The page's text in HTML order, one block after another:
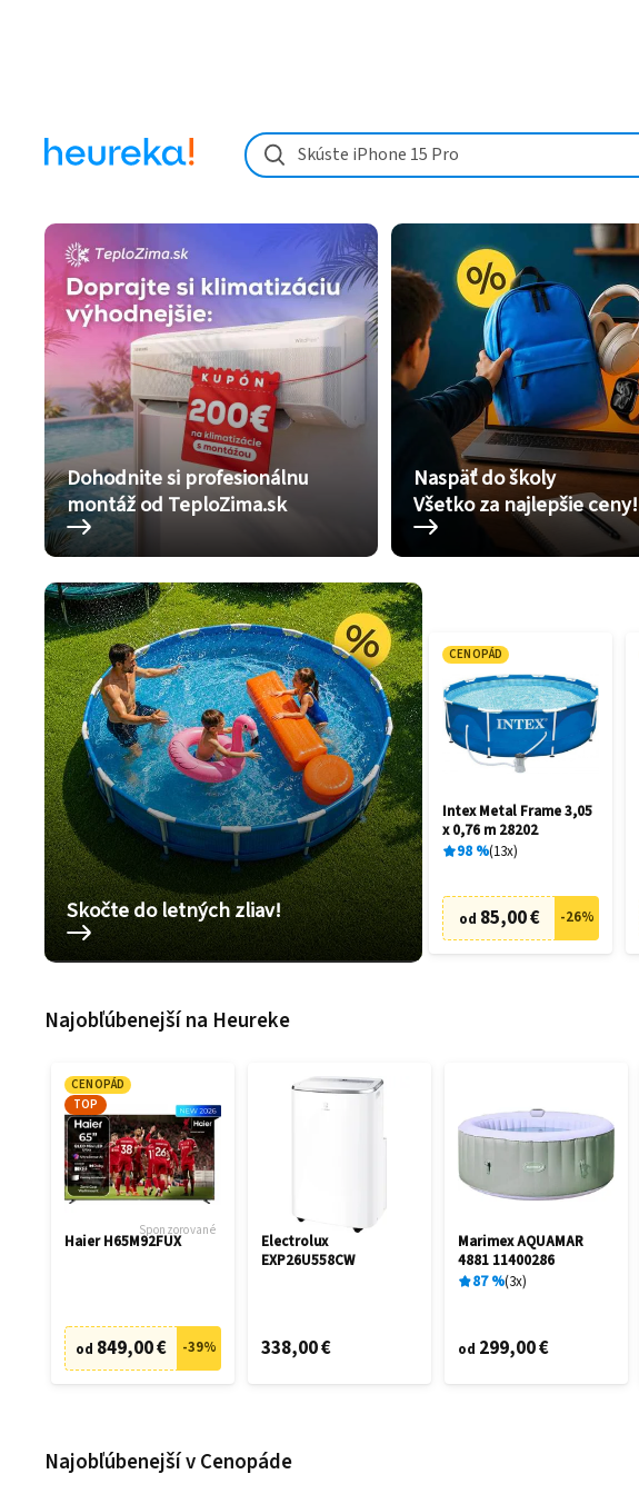
Skúste iPhone 15 Pro
Dohodnite si profesionálnu
montáž od TeploZima.sk
Naspäť do školy
Všetko za najlepšie ceny!
Skočte do letných zliav!
CENOPÁD
Intex Metal Frame 3,05
x 0,76 m 28202
98 % 13x
od 85,00 € -26%
Najobľúbenejší na Heureke
CENOPÁD
TOP
Sponzorované
Haier H65M92FUX
od 849,00 € -39%
Electrolux
EXP26U558CW
338,00 €
Marimex AQUAMAR
4881 11400286
87% 3x
od 299,00 €
Najobľúbenejší v Cenopáde